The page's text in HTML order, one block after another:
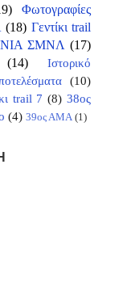
Φωτογραφίες
(18) Γεντίκι trail
ΣΜΝΛ (17)
(14)
Ιστορικό
(10)
trail 7 (8) 38ος
(4) 39ος ΑΜΑ (1)